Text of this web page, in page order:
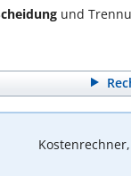
und